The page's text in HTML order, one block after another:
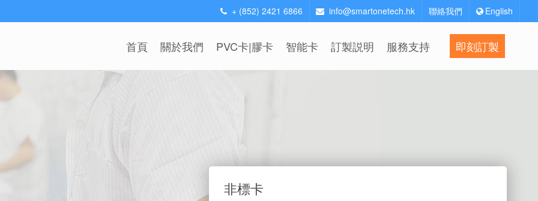
+ (852) 2421 6866 info@smartonetech.hk 聯絡我們 English
首頁 關於我們 PVC卡|膠卡 智能卡 訂製説明 服務支持 即刻訂製
非標卡